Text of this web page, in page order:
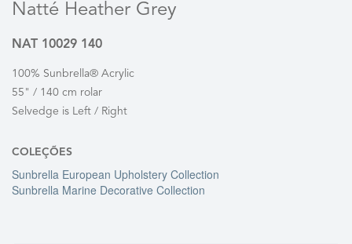
Natté Heather Grey
NAT 10029 140
100% Sunbrella® Acrylic
55" / 140 cm rolar
Selvedge is Left / Right
COLEÇÕES
Sunbrella European Upholstery Collection
Sunbrella Marine Decorative Collection